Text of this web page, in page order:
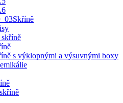
Skříně
s výklopnými a výsuvnými boxy